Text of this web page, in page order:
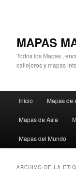
MAPAS
Todos los Mapas ,
callejeros y mapas
principal
Inicio Mapas de
Mapas de Asia
Mapas del Mundo
ARCHIVO DE LA